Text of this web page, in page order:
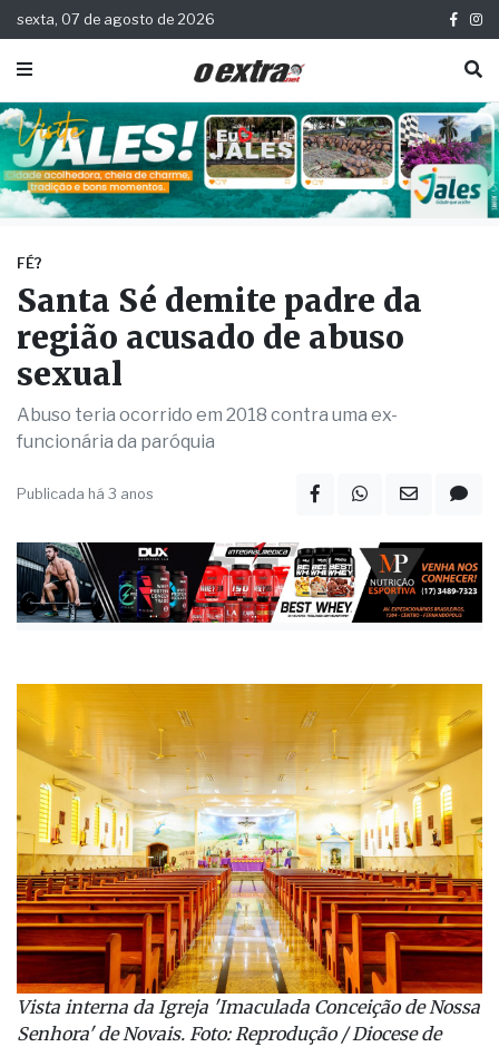
sexta, 07 de agosto de 2026
FÉ?
Santa Sé demite padre da
região acusado de abuso
sexual
Abuso teria ocorrido em 2018 contra uma ex-
funcionária da paróquia
Publicada há 3 anos
Vista interna da Igreja 'Imaculada Conceição de Nossa
Senhora' de Novais. Foto: Reprodução / Diocese de